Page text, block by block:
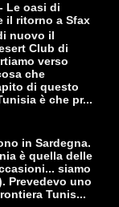
Le oasi di
il ritorno a Sfax
nuovo il
Club di
verso
che
di questo
è che pr...
in Sardegna.
è quella delle
siamo
Prevedevo uno
Tunis...